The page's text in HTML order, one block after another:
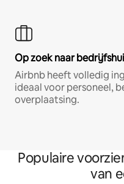
Op zoek naar
Airbnb heeft volledig
ideaal voor personeel,
overplaatsing.
Populaire
van